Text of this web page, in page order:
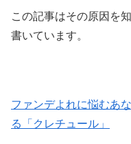
この記事はその原因を
書いています。
ファンデよれに悩むあ
る「クレチュール」